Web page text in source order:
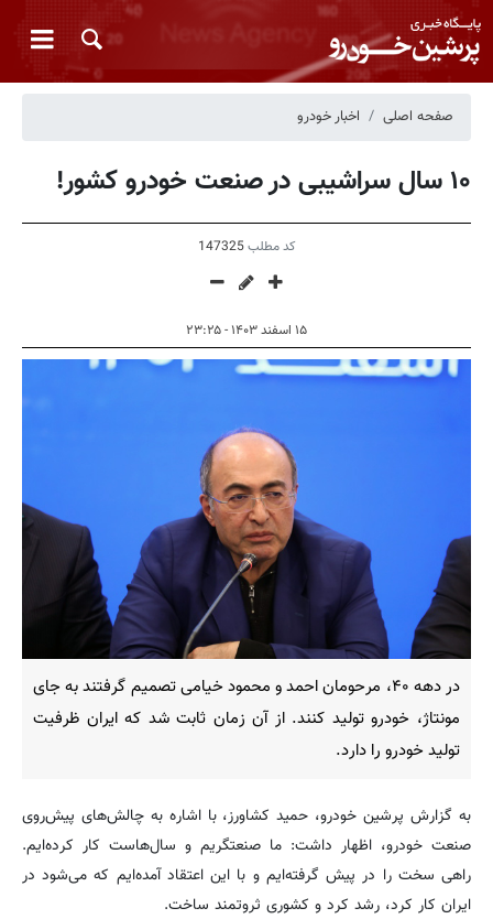
صفحه اصلی اخبار خودرو
۱۰ سال سراشیبی در صنعت خودرو کشور!
کد مطلب147325
۱۵ اسفند ۱۴۰۳ - ۲۳:۲۵
در دهه ۴۰، مرحومان احمد و محمود خیامی تصمیم گرفتند به جای
مونتاژ، خودرو تولید کنند. از آن زمان ثابت شد که ایران ظرفیت
تولید خودرو را دارد.
به گزارش پرشین خودرو، حمید کشاورز، با اشاره به چالش‌های پیش‌روی
صنعت خودرو، اظهار داشت: ما صنعتگریم و سال‌هاست کار کرده‌ایم.
راهی سخت را در پیش گرفته‌ایم و با این اعتقاد آمده‌ایم که می‌شود در
ایران کار کرد، رشد کرد و کشوری ثروتمند ساخت.